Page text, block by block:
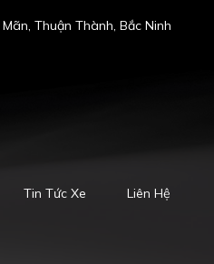
Thuận Thành, Bắc Ninh
Tin Tức Xe Liên Hệ